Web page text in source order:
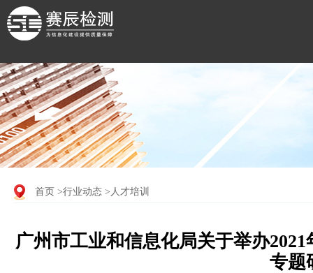
首页 >行业动态 >人才培训
广州市工业和信息化局关于举办
专题